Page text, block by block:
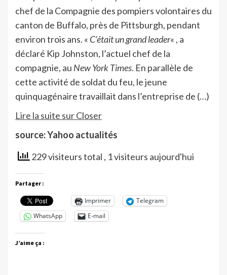
chef de la Compagnie des pompiers volontaires du
canton de Buffalo, près de Pittsburgh, pendant
environ trois ans. « C’était un grand leader« , a
déclaré Kip Johnston, l’actuel chef de la
compagnie, au New York Times. En parallèle de
cette activité de soldat du feu, le jeune
quinquagénaire travaillait dans l’entreprise de (…)
Lire la suite sur Closer
source: Yahoo actualités
229 visiteurs total , 1 visiteurs aujourd'hui
Partager :
Imprimer
Telegram
WhatsApp
E-mail
J’aime ça :